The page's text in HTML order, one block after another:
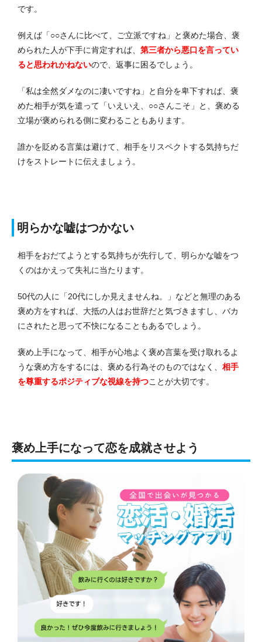
です。
例えば「○○さんに比べて、ご立派ですね」と褒めた場合、褒
められた人が下手に肯定すれば、 第三者から悪口を言ってい
ると思われかねないので、返事に困るでしょう。
「私は全然ダメなのに凄いですね」と自分を卑下すれば、褒
めた相手が気を遣って「いえいえ、○○さんこそ」と、褒める
立場が褒められる側に変わることもあります。
誰かを貶める言葉は避けて、相手をリスペクトする気持ちだ
けをストレートに伝えましょう。
明らかな嘘はつかない
相手をおだてようとする気持ちが先行して、明らかな嘘をつ
くのはかえって失礼に当たります。
50代の人に「20代にしか見えませんね。」などと無理のある
褒め方をすれば、大抵の人はお世辞だと気づきますし、バカ
にされたと思って不快になることもあるでしょう。
褒め上手になって、相手が心地よく褒め言葉を受け取れるよ
うな褒め方をするには、褒める行為そのものではなく、 相手
を尊重するポジティブな視線を持つことが大切です。
褒め上手になって恋を成就させよう